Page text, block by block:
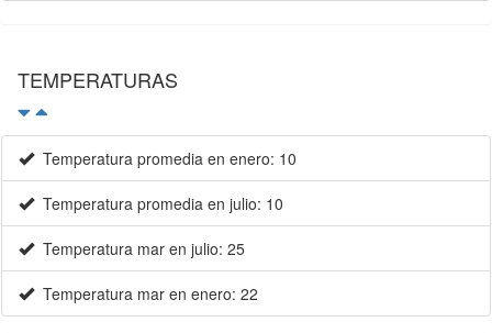
TEMPERATURAS
Temperatura promedia en enero: 10
Temperatura promedia en julio: 10
Temperatura mar en julio: 25
Temperatura mar en enero: 22